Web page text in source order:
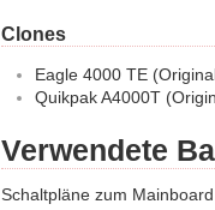
Clones
Eagle 4000 TE
Quikpak A4000T
Verwendete
Schaltpläne zum